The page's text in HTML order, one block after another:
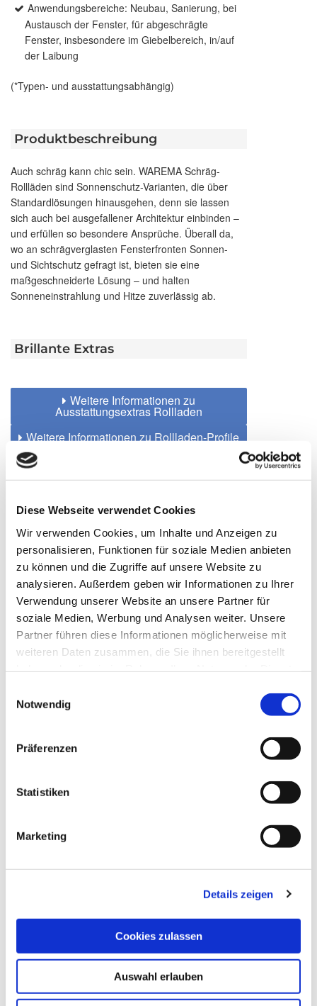
Diese Webseite verwendet Cookies
Wir verwenden Cookies, um Inhalte und Anzeigen zu
personalisieren, Funktionen für soziale Medien anbieten
zu können und die Zugriffe auf unsere Website zu
analysieren. Außerdem geben wir Informationen zu Ihrer
Verwendung unserer Website an unsere Partner für
soziale Medien, Werbung und Analysen weiter. Unsere
Partner führen diese Informationen möglicherweise mit
weiteren Daten zusammen, die Sie ihnen bereitgestellt
Notwendig
Präferenzen
Statistiken
Marketing
Details zeigen
Cookies zulassen
Auswahl erlauben
Anwendungsbereiche: Neubau, Sanierung, bei
Austausch der Fenster, für abgeschrägte
Fenster, insbesondere im Giebelbereich, in/auf
der Laibung
(*Typen- und ausstattungsabhängig)
Produktbeschreibung
Auch schräg kann chic sein. WAREMA Schräg-
Rollläden sind Sonnenschutz-Varianten, die über
Standardlösungen hinausgehen, denn sie lassen
sich auch bei ausgefallener Architektur einbinden –
und erfüllen so besondere Ansprüche. Überall da,
wo an schrägverglasten Fensterfronten Sonnen-
und Sichtschutz gefragt ist, bieten sie eine
maßgeschneiderte Lösung – und halten
Sonneneinstrahlung und Hitze zuverlässig ab.
Brillante Extras
Weitere Informationen zu
Ausstattungsextras Rollladen
Weitere Informationen zu Rollladen-Profile
Weitere Informationen
Das könnte Sie auch interessieren
Aufsetz-Rollläden